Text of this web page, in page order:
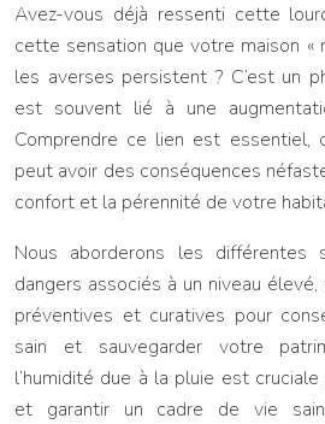
Avez-vous déjà ressenti cette
cette sensation que votre maison «
les averses persistent ? C’est un
est souvent lié à une
Comprendre ce lien est essentiel,
peut avoir des conséquences
confort et la pérennité de votre
Nous aborderons les différentes
dangers associés à un niveau
préventives et curatives pour
sain et sauvegarder votre
l’humidité due à la pluie est
et garantir un cadre de vie